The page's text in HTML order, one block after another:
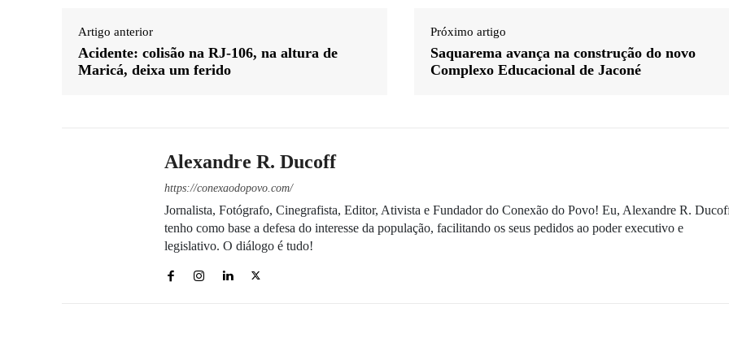
Artigo anterior
Acidente: colisão na RJ-106, na altura de
Maricá, deixa um ferido
Próximo artigo
Saquarema avança na construção do novo
Complexo Educacional de Jaconé
Alexandre R. Ducoff
https://conexaodopovo.com/
Jornalista, Fotógrafo, Cinegrafista, Editor, Ativista e Fundador do Conexão do Povo! Eu, Alexandre R.
tenho como base a defesa do interesse da população, facilitando os seus pedidos ao poder executivo e
legislativo. O diálogo é tudo!